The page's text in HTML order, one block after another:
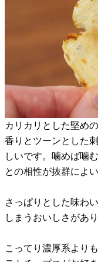
カリカリとした堅め
香りとツーンとした
しいです。噛めば噛
との相性が抜群によい
さっぱりとした味わ
しまうおいしさがあり
こってり濃厚系より